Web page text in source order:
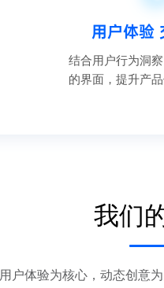
用户体验
结合用户行为洞
的界面，提升产
我们
户体验为核心，动态创意